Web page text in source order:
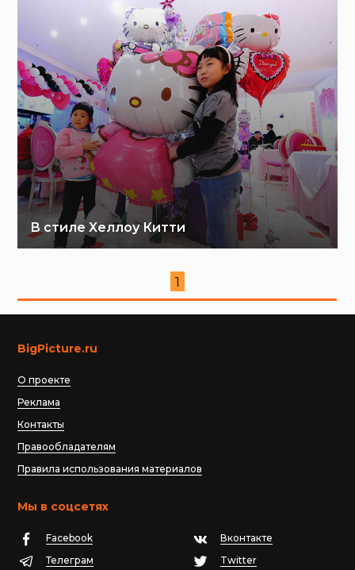
В стиле Хеллоу Китти
1
BigPicture.ru
О проекте
Реклама
Контакты
Правообладателям
Правила использования материалов
Мы в соцсетях
Facebook
Вконтакте
Телеграм
Twitter